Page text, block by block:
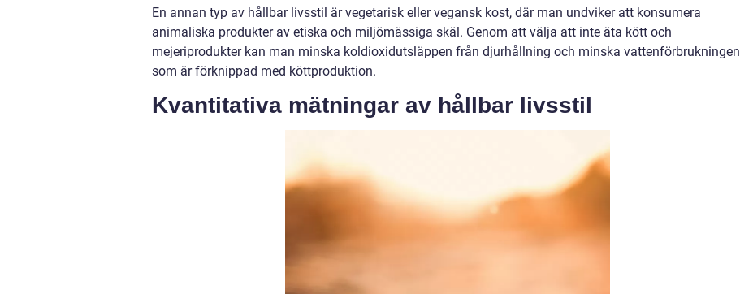
En annan typ av hållbar livsstil är vegetarisk eller vegansk kost, där man undviker att konsumera
animaliska produkter av etiska och miljömässiga skäl. Genom att välja att inte äta kött och
mejeriprodukter kan man minska koldioxidutsläppen från djurhållning och minska vattenförbrukningen
som är förknippad med köttproduktion.
Kvantitativa mätningar av hållbar livsstil